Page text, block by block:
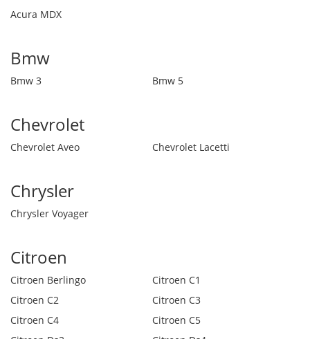
Acura MDX
Bmw
Bmw 3 Bmw 5
Chevrolet
Chevrolet Aveo Chevrolet Lacetti
Chrysler
Chrysler Voyager
Citroen
Citroen Berlingo
Citroen C1
Citroen C2
Citroen C3
Citroen C4
Citroen C5